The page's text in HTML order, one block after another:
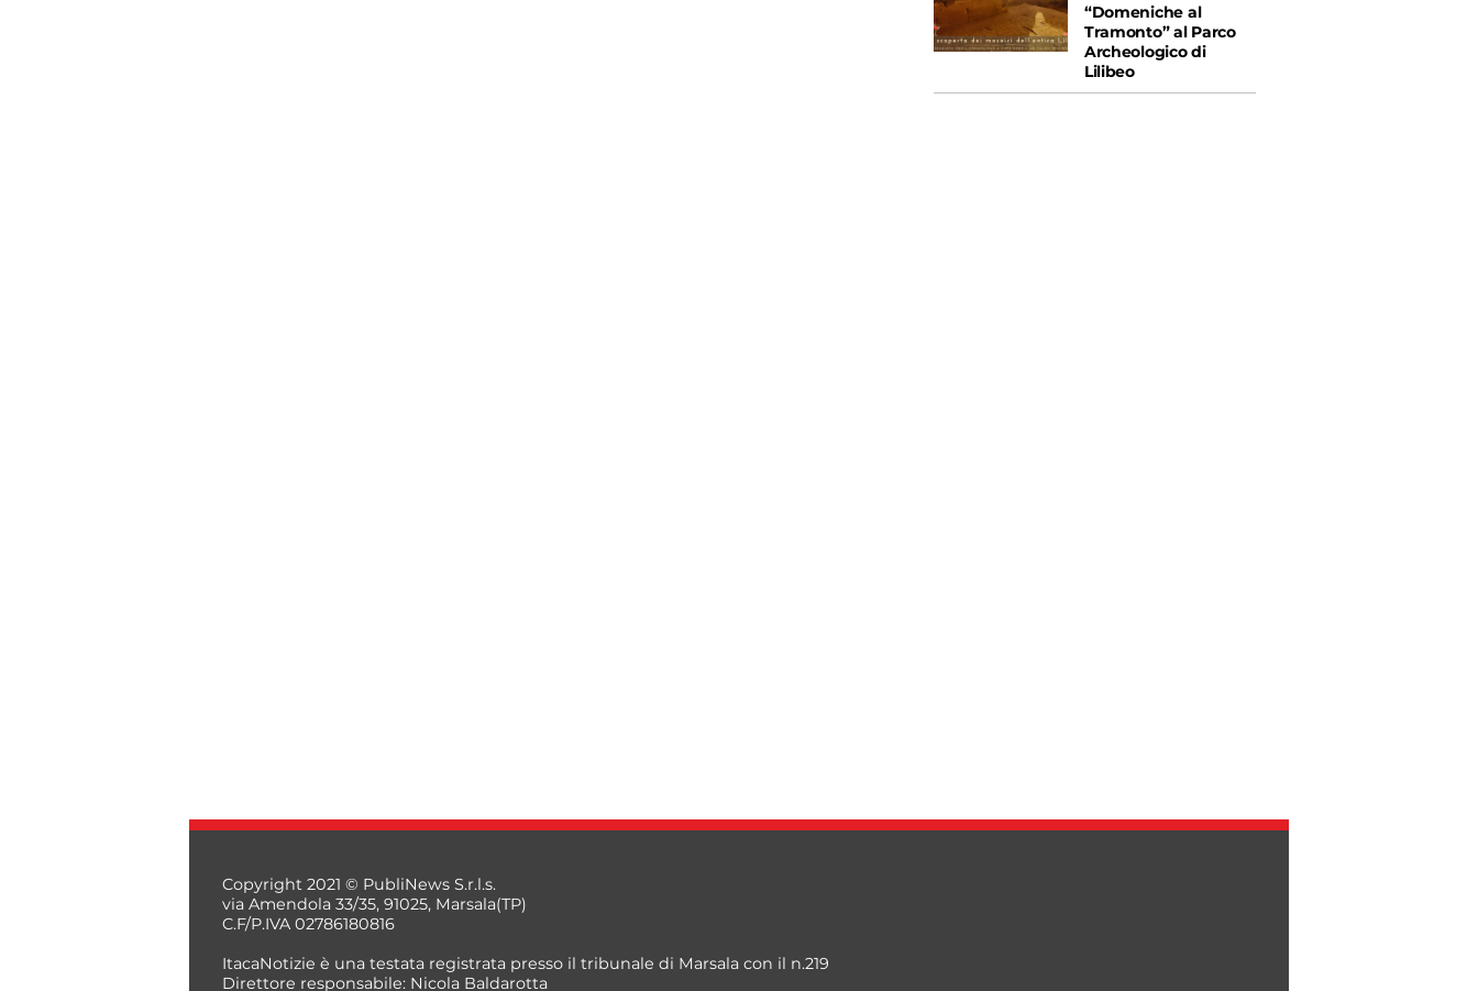
“Domeniche al
Tramonto” al Parco
Archeologico di
Lilibeo
Copyright 2021 © PubliNews S.r.l.s.
via Amendola 33/35, 91025, Marsala(TP)
C.F/P.IVA 02786180816
ItacaNotizie è una testata registrata presso il tribunale di Marsala con il n.219
Direttore responsabile: Nicola Baldarotta